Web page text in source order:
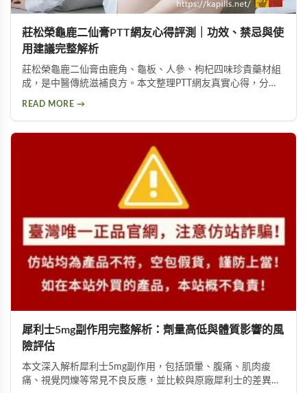
莊松榮龜鹿二仙膏PTT網友心得評測｜功效、禁忌與使
用建議完整解析
莊松榮龜鹿二仙膏由鹿角、龜板、人參、枸杞四味珍貴藥材組
成，是中醫傳統滋補良方。本文整理PTT網友真實心得，分析
READ MORE →
犀利士5mg副作用完整解析：劑量高低與體質影響的風
險評估
本文深入解析犀利士5mg副作用，包括頭暈、腹痛、肌肉痠
痛、視覺閃爍等常見不良反應，並比較與原廠犀利士的差異。